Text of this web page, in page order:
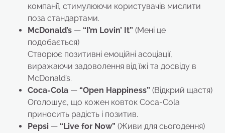
компанії, стимулюючи користувачів мислити
поза стандартами.
McDonald’s — “I’m Lovin’ It” (Мені це
подобається)
Створює позитивні емоційні асоціації,
виражаючи задоволення від їжі та досвіду в
McDonald’s.
Coca-Cola — “Open Happiness” (Відкрий щастя)
Оголошує, що кожен ковток Coca-Cola
приносить радість і позитив.
Pepsi — “Live for Now” (Живи для сьогодення)